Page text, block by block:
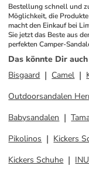
Bestellung schnell und
Möglichkeit, die
macht den Einkauf bei
Sie jetzt das Beste aus
perfekten Camper-
Das könnte Dir
Bisgaard
Camel
Outdoorsandalen
Babysandalen
Pikolinos
Kickers
Kickers Schuhe